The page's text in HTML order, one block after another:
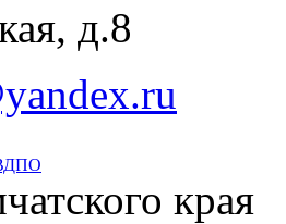
д.8
края